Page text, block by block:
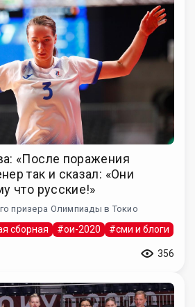
«После поражения
так и сказал: «Они
что русские!»
призера Олимпиады в Токио
сборная #ои-2020 #сми и блоги
356